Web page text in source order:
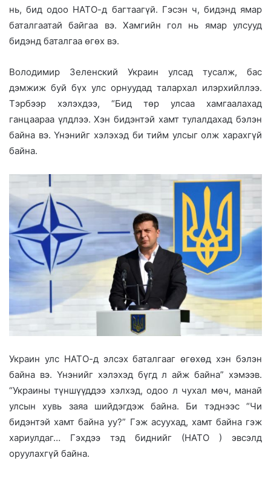
нь, бид одоо НАТО-д багтаагүй. Гэсэн ч, бидэнд ямар
баталгаатай байгаа вэ. Хамгийн гол нь ямар улсууд
бидэнд баталгаа өгөх вэ.
Володимир Зеленский Украин улсад тусалж, бас
дэмжиж буй бүх улс орнуудад талархал илэрхийллээ.
Тэрбээр хэлэхдээ, “Бид төр улсаа хамгаалахад
ганцаараа үлдлээ. Хэн бидэнтэй хамт тулалдахад бэлэн
байна вэ. Үнэнийг хэлэхэд би тийм улсыг олж харахгүй
байна.
Украин улс НАТО-д элсэх баталгааг өгөхөд хэн бэлэн
байна вэ. Үнэнийг хэлэхэд бүгд л айж байна” хэмээв.
“Украины түншүүддээ хэлхэд, одоо л чухал мөч, манай
улсын хувь заяа шийдэгдэж байна. Би тэднээс “Чи
бидэнтэй хамт байна уу?” Гэж асуухад, хамт байна гэж
хариулдаг… Гэхдээ тэд биднийг (НАТО ) эвсэлд
оруулахгүй байна.